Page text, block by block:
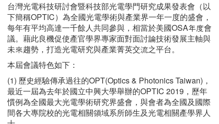
台灣光電科技研討會暨科技部光電學門研究成果發表會（以
下簡稱OPTIC）為全國光電學術與產業界一年一度的盛會，
每年有平均高達一千餘人共同參與，相當於美國OSA年度會
議。藉此良機促使產官學界專家面對面討論技術發展主軸與
未來趨勢，打造光電研究與產業菁英交流之平台。
本屆會議特色如下：
(1) 歷史經驗傳承過往的OPT(Optics & Photonics Taiwan)，
最近一屆為去年於國立中興大學舉辦的OPTIC 2019，歷年
慣例為全國最大光電學術研究界盛會，與會者為全國及國際
間各大專院校的光電相關領域系所師生及光電相關產學界人